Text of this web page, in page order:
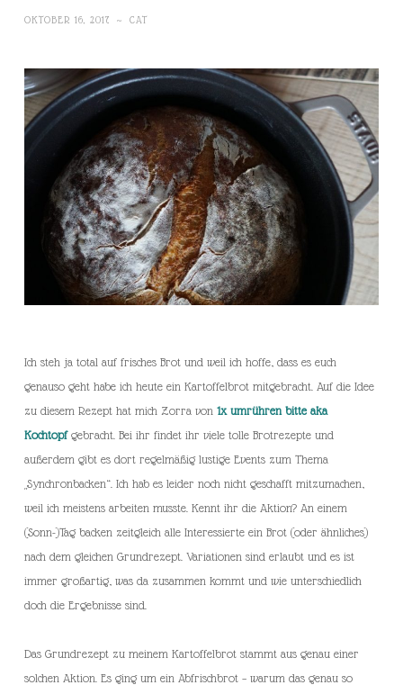
OKTOBER 16, 2017 ~ CAT
Ich steh ja total auf frisches Brot und weil ich hoffe, dass es euch
genauso geht habe ich heute ein Kartoffelbrot mitgebracht. Auf die Idee
zu diesem Rezept hat mich Zorra von 1x umrühren bitte aka
Kochtopf gebracht. Bei ihr findet ihr viele tolle Brotrezepte und
außerdem gibt es dort regelmäßig lustige Events zum Thema
„Synchronbacken“. Ich hab es leider noch nicht geschafft mitzumachen,
weil ich meistens arbeiten musste. Kennt ihr die Aktion? An einem
(Sonn-)Tag backen zeitgleich alle Interessierte ein Brot (oder ähnliches)
nach dem gleichen Grundrezept. Variationen sind erlaubt und es ist
immer großartig, was da zusammen kommt und wie unterschiedlich
doch die Ergebnisse sind.
Das Grundrezept zu meinem Kartoffelbrot stammt aus genau einer
solchen Aktion. Es ging um ein Abfrischbrot – warum das genau so